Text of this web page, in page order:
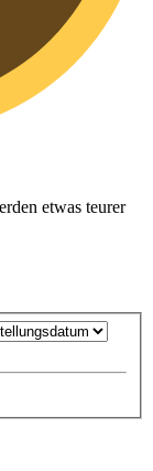
etwas teurer